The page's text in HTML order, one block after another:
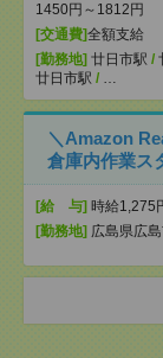
1450円～1812円
[交通費]全額支給
[勤務地] 廿日市駅 /
廿日市駅 / …
＼Amazon
倉庫内作業ス
[給 与] 時給1,275
[勤務地] 広島県広